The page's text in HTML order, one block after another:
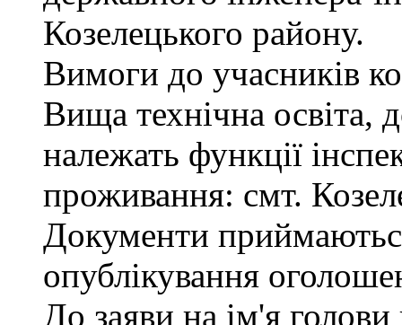
Козелецького району.
Вимоги до учасників
Вища технічна освіта,
належать функції
проживання: смт.
Документи
опублікування
До заяви на ім'я голови